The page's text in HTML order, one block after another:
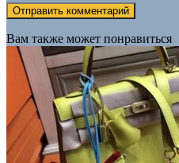
Вам также может понравиться